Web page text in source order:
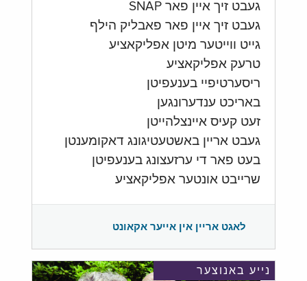
געבט זיך איין פאר SNAP
געבט זיך איין פאר פאבליק הילף
גייט ווייטער מיטן אפליקאציע
טרעק אפליקאציע
ריסערטיפיי בענעפיטן
באריכט ענדערונגען
זעט קעיס איינצלהייטן
געבט אריין באשטעטיגונג דאקומענטן
בעט פאר די ערזעצונג בענעפיטן
שרייבט אונטער אפליקאציע
לאגט אריין אין אייער אקאונט
נייע באנוצער